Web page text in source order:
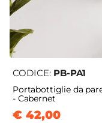
CODICE: PB-PA1
Portabottiglie da
- Cabernet
€ 42,00